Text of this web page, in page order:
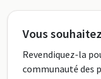
Vous
Revendiquez-la
communauté des